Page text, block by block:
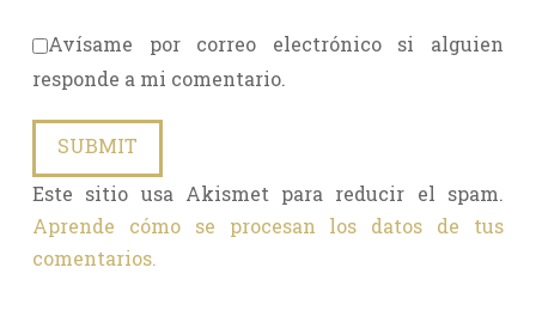
Avísame por correo electrónico si alguien
responde a mi comentario.
Este sitio usa Akismet para reducir el spam.
Aprende cómo se procesan los datos de tus
comentarios.